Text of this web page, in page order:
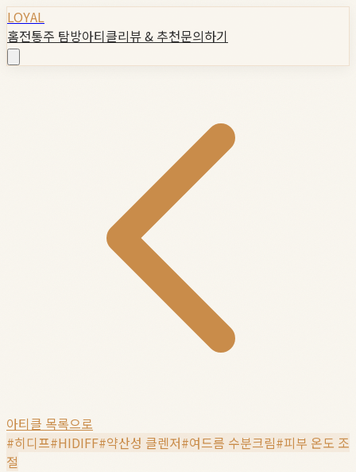
LOYAL
홈전통주 탐방아티클리뷰 & 추천문의하기
아티클 목록으로
#히디프#HIDIFF#약산성 클렌저#여드름 수분크림#피부 온도 조
절